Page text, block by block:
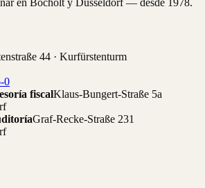
en Bocholt y Düsseldorf — desde 1978.
44 · Kurfürstenturm
0
fiscalKlaus-Bungert-Straße 5a
Graf-Recke-Straße 231